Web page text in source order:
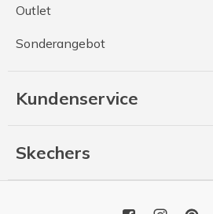
Outlet
Sonderangebot
Kundenservice
Skechers